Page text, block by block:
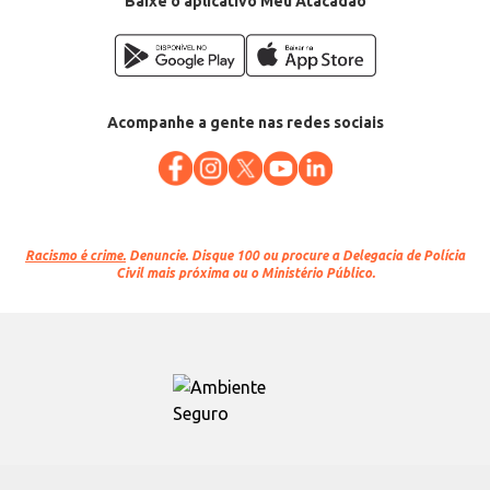
Acompanhe a gente nas redes sociais
Racismo é crime. Denuncie. Disque 100 ou procure a Delegacia de Polícia
Civil mais próxima ou o Ministério Público.